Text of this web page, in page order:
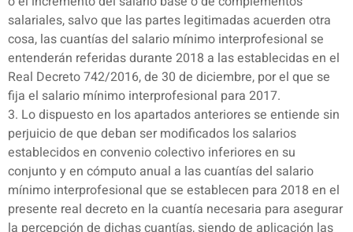
salariales, salvo que las partes legitimadas acuerden otra
cosa, las cuantías del salario mínimo interprofesional se
entenderán referidas durante 2018 a las establecidas en el
Real Decreto 742/2016, de 30 de diciembre, por el que se
fija el salario mínimo interprofesional para 2017.
3. Lo dispuesto en los apartados anteriores se entiende sin
perjuicio de que deban ser modificados los salarios
establecidos en convenio colectivo inferiores en su
conjunto y en cómputo anual a las cuantías del salario
mínimo interprofesional que se establecen para 2018 en el
presente real decreto en la cuantía necesaria para asegurar